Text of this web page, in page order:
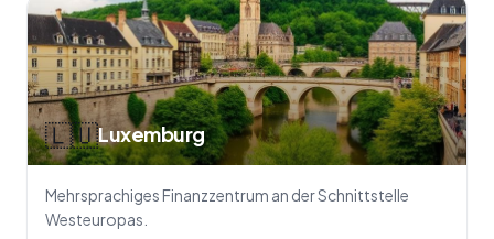
🇱🇺Luxemburg
Mehrsprachiges Finanzzentrum an der Schnittstelle
Westeuropas.